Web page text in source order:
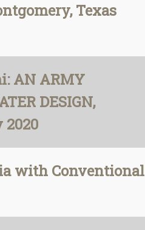
Texas
AN ARMY
DESIGN,
2020
with Conventional